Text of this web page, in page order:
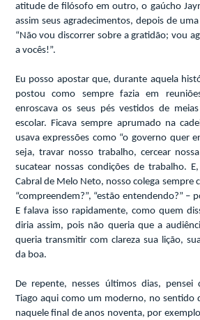
atitude de filósofo em outro, o gaúcho
assim seus agradecimentos, depois de uma
“Não vou discorrer sobre a gratidão; vou
a vocês!”.
Eu posso apostar que, durante aquela
postou como sempre fazia em
enroscava os seus pés vestidos de
escolar. Ficava sempre aprumado na
usava expressões como “o governo quer
seja, travar nosso trabalho, cercear
sucatear nossas condições de trabalho.
Cabral de Melo Neto, nosso colega sempre
“compreendem?”, “estão entendendo?” –
E falava isso rapidamente, como quem
diria assim, pois não queria que a
queria transmitir com clareza sua lição,
da boa.
De repente, nesses últimos dias, pensei
Tiago aqui como um moderno, no sentido
naquele final de anos noventa, por